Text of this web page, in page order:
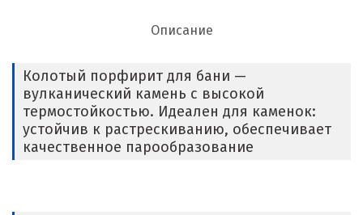
Описание
Колотый порфирит для бани —
вулканический камень с высокой
термостойкостью. Идеален для каменок:
устойчив к растрескиванию, обеспечивает
качественное парообразование